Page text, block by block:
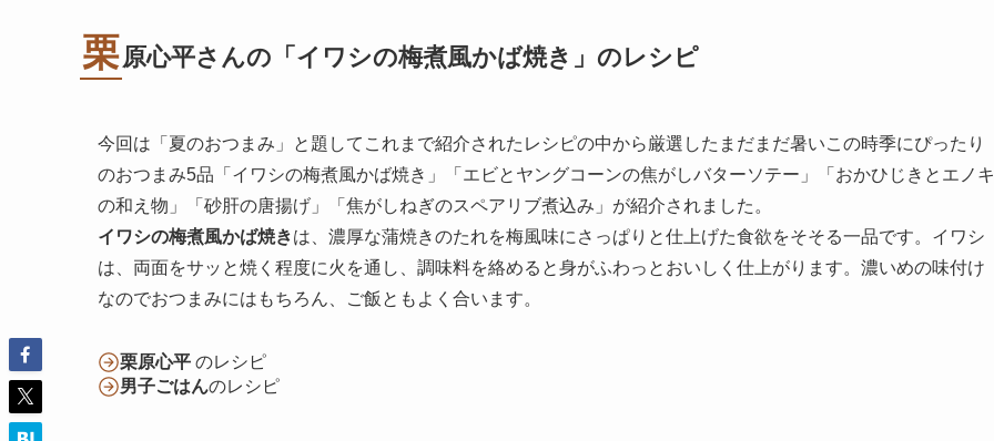
栗原心平さんの「イワシの梅煮風かば焼き」のレシピ
今回は「夏のおつまみ」と題してこれまで紹介されたレシピの中から厳選したまだまだ暑いこの時季にぴったり
のおつまみ5品「イワシの梅煮風かば焼き」「エビとヤングコーンの焦がしバターソテー」「おかひじきとエノキ
の和え物」「砂肝の唐揚げ」「焦がしねぎのスペアリブ煮込み」が紹介されました。
イワシの梅煮風かば焼きは、濃厚な蒲焼きのたれを梅風味にさっぱりと仕上げた食欲をそそる一品です。イワシ
は、両面をサッと焼く程度に火を通し、調味料を絡めると身がふわっとおいしく仕上がります。濃いめの味付け
なのでおつまみにはもちろん、ご飯ともよく合います。
栗原心平 のレシピ
男子ごはんのレシピ